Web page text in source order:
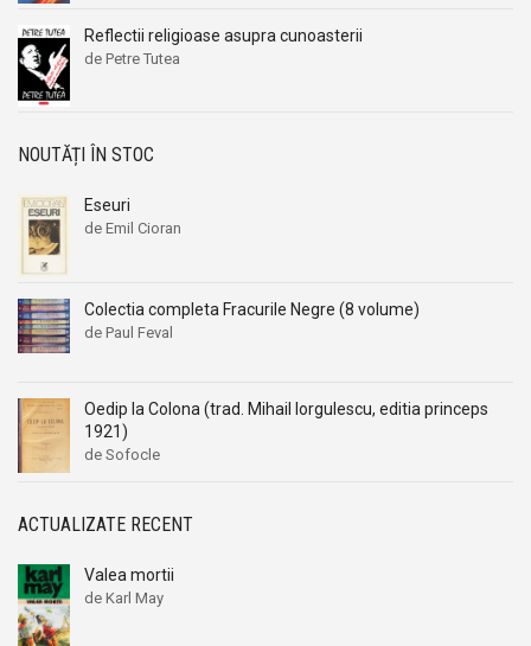
Reflectii religioase asupra cunoasterii
de Petre Tutea
NOUTĂȚI ÎN STOC
Eseuri
de Emil Cioran
Colectia completa Fracurile Negre (8 volume)
de Paul Feval
Oedip la Colona (trad. Mihail Iorgulescu, editia princeps
1921)
de Sofocle
ACTUALIZATE RECENT
Valea mortii
de Karl May